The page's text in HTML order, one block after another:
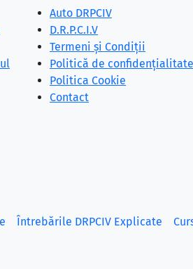
Auto DRPCIV
D.R.P.C.I.V
Termeni și Condiții
Politică de confidențialitate
Politica Cookie
Contact
Întrebările DRPCIV Explicate